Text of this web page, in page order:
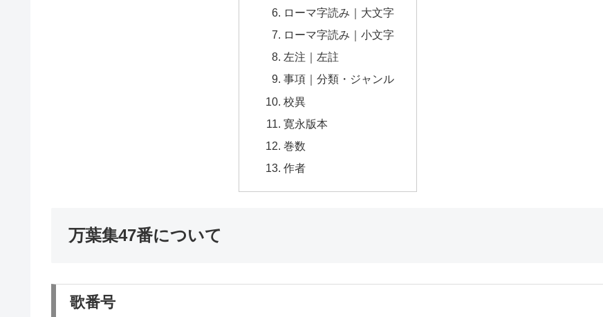
ローマ字読み｜大文字
ローマ字読み｜小文字
左注｜左註
事項｜分類・ジャンル
校異
寛永版本
巻数
作者
万葉集47番について
歌番号